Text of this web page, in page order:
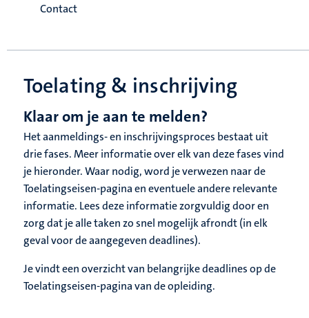
Contact
Toelating & inschrijving
Klaar om je aan te melden?
Het aanmeldings- en inschrijvingsproces bestaat uit
drie fases. Meer informatie over elk van deze fases vind
je hieronder. Waar nodig, word je verwezen naar de
Toelatingseisen-pagina en eventuele andere relevante
informatie. Lees deze informatie zorgvuldig door en
zorg dat je alle taken zo snel mogelijk afrondt (in elk
geval voor de aangegeven deadlines).
Je vindt een overzicht van belangrijke deadlines op de
Toelatingseisen-pagina van de opleiding.